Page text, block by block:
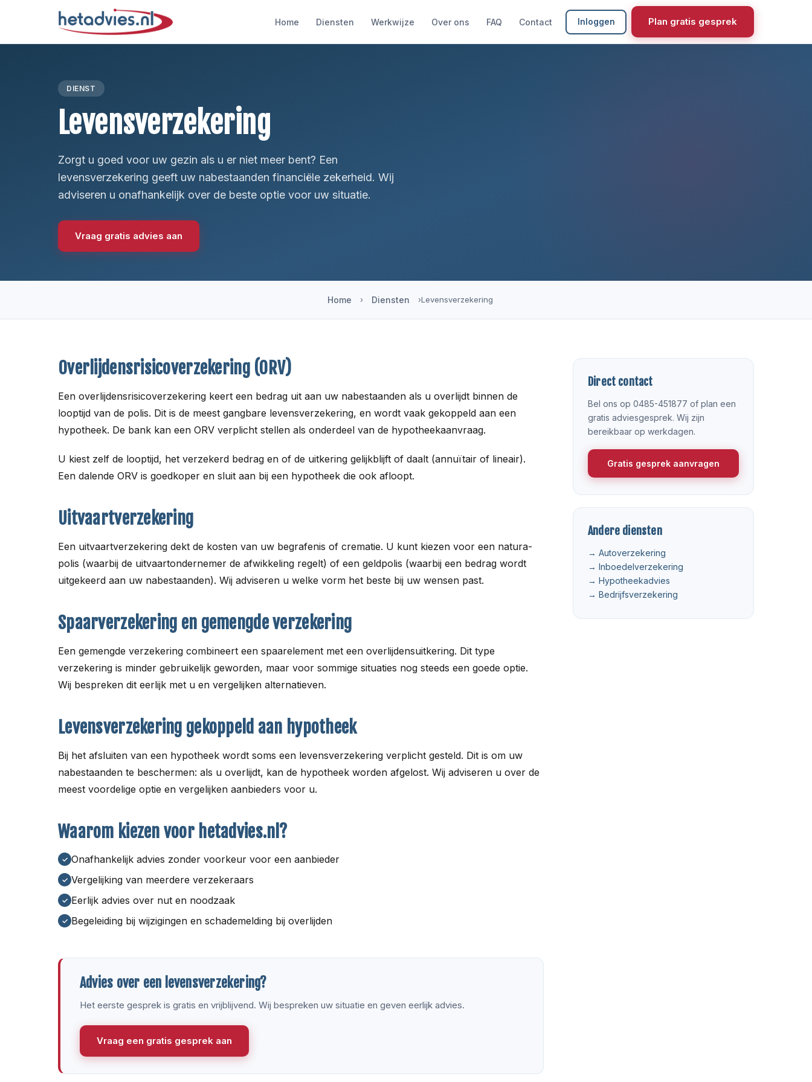
Home Diensten Werkwijze Over ons FAQ Contact Inloggen Plan gratis gesprek
DIENST
Levensverzekering
Zorgt u goed voor uw gezin als u er niet meer bent? Een
levensverzekering geeft uw nabestaanden financiële zekerheid. Wij
adviseren u onafhankelijk over de beste optie voor uw situatie.
Vraag gratis advies aan
Home › Diensten ›Levensverzekering
Overlijdensrisicoverzekering (ORV)
Een overlijdensrisicoverzekering keert een bedrag uit aan uw nabestaanden als u overlijdt binnen de
looptijd van de polis. Dit is de meest gangbare levensverzekering, en wordt vaak gekoppeld aan een
hypotheek. De bank kan een ORV verplicht stellen als onderdeel van de hypotheekaanvraag.
U kiest zelf de looptijd, het verzekerd bedrag en of de uitkering gelijkblijft of daalt (annuïtair of lineair).
Een dalende ORV is goedkoper en sluit aan bij een hypotheek die ook afloopt.
Uitvaartverzekering
Een uitvaartverzekering dekt de kosten van uw begrafenis of crematie. U kunt kiezen voor een natura-
polis (waarbij de uitvaartondernemer de afwikkeling regelt) of een geldpolis (waarbij een bedrag wordt
uitgekeerd aan uw nabestaanden). Wij adviseren u welke vorm het beste bij uw wensen past.
Spaarverzekering en gemengde verzekering
Een gemengde verzekering combineert een spaarelement met een overlijdensuitkering. Dit type
verzekering is minder gebruikelijk geworden, maar voor sommige situaties nog steeds een goede optie.
Wij bespreken dit eerlijk met u en vergelijken alternatieven.
Levensverzekering gekoppeld aan hypotheek
Bij het afsluiten van een hypotheek wordt soms een levensverzekering verplicht gesteld. Dit is om uw
nabestaanden te beschermen: als u overlijdt, kan de hypotheek worden afgelost. Wij adviseren u over de
meest voordelige optie en vergelijken aanbieders voor u.
Waarom kiezen voor hetadvies.nl?
Onafhankelijk advies zonder voorkeur voor een aanbieder
Vergelijking van meerdere verzekeraars
Eerlijk advies over nut en noodzaak
Begeleiding bij wijzigingen en schademelding bij overlijden
Advies over een levensverzekering?
Het eerste gesprek is gratis en vrijblijvend. Wij bespreken uw situatie en geven eerlijk advies.
Vraag een gratis gesprek aan
Direct contact
Bel ons op 0485-451877 of plan een
gratis adviesgesprek. Wij zijn
bereikbaar op werkdagen.
Gratis gesprek aanvragen
Andere diensten
→ Autoverzekering
→ Inboedelverzekering
→ Hypotheekadvies
→ Bedrijfsverzekering